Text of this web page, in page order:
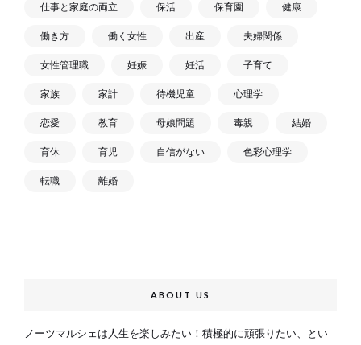
仕事と家庭の両立 保活 保育園 健康
働き方 働く女性 出産 夫婦関係
女性管理職 妊娠 妊活 子育て
家族 家計 待機児童 心理学
恋愛 教育 母娘問題 毒親 結婚
育休 育児 自信がない 色彩心理学
転職 離婚
ABOUT US
ノーツマルシェは人生を楽しみたい！積極的に頑張りたい、とい